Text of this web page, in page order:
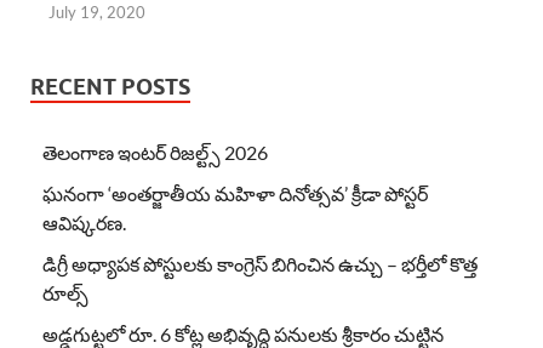
July 19, 2020
RECENT POSTS
తెలంగాణ ఇంటర్ రిజల్ట్స్ 2026
ఘనంగా ‘అంతర్జాతీయ మహిళా దినోత్సవ’ క్రీడా పోస్టర్
ఆవిష్కరణ.
డిగ్రీ అధ్యాపక పోస్టులకు కాంగ్రెస్ బిగించిన ఉచ్చు – భర్తీలో కొత్త
రూల్స్
అడ్డగుట్టలో రూ. 6 కోట్ల అభివృద్ధి పనులకు శ్రీకారం చుట్టిన